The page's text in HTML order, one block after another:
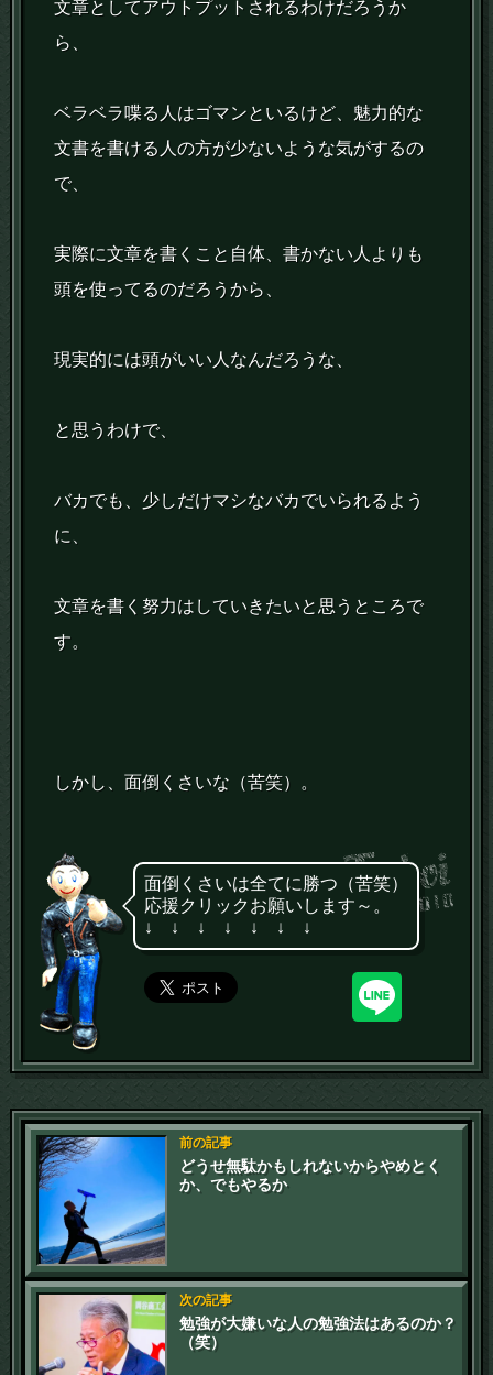
文章としてアウトプットされるわけだろうか
ら、
ベラベラ喋る人はゴマンといるけど、魅力的な
文書を書ける人の方が少ないような気がするの
で、
実際に文章を書くこと自体、書かない人よりも
頭を使ってるのだろうから、
現実的には頭がいい人なんだろうな、
と思うわけで、
バカでも、少しだけマシなバカでいられるよう
に、
文章を書く努力はしていきたいと思うところで
す。
しかし、面倒くさいな（苦笑）。
面倒くさいは全てに勝つ（苦笑）
応援クリックお願いします～。
↓ ↓ ↓ ↓ ↓ ↓ ↓
前の記事
どうせ無駄かもしれないからやめとく
か、でもやるか
次の記事
勉強が大嫌いな人の勉強法はあるのか？
（笑）